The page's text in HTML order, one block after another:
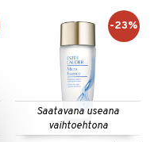
Saatavana useana
vaihtoehtona
-23%